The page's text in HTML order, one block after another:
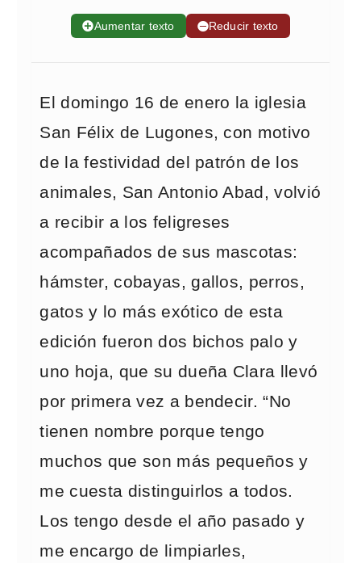
➕Aumentar texto ➖Reducir texto
El domingo 16 de enero la iglesia
San Félix de Lugones, con motivo
de la festividad del patrón de los
animales, San Antonio Abad, volvió
a recibir a los feligreses
acompañados de sus mascotas:
hámster, cobayas, gallos, perros,
gatos y lo más exótico de esta
edición fueron dos bichos palo y
uno hoja, que su dueña Clara llevó
por primera vez a bendecir. “No
tienen nombre porque tengo
muchos que son más pequeños y
me cuesta distinguirlos a todos.
Los tengo desde el año pasado y
me encargo de limpiarles,